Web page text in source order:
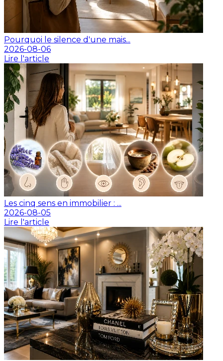
Pourquoi le silence d'une mais...
2026-08-06
Lire l'article
Les cinq sens en immobilier : ...
2026-08-05
Lire l'article